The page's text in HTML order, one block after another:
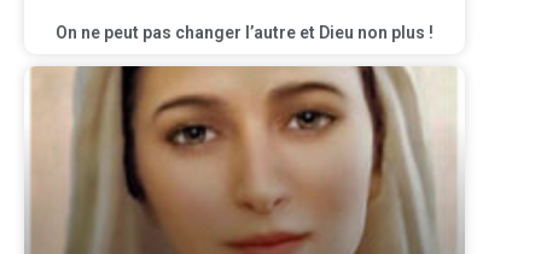
On ne peut pas changer l’autre et Dieu non plus !